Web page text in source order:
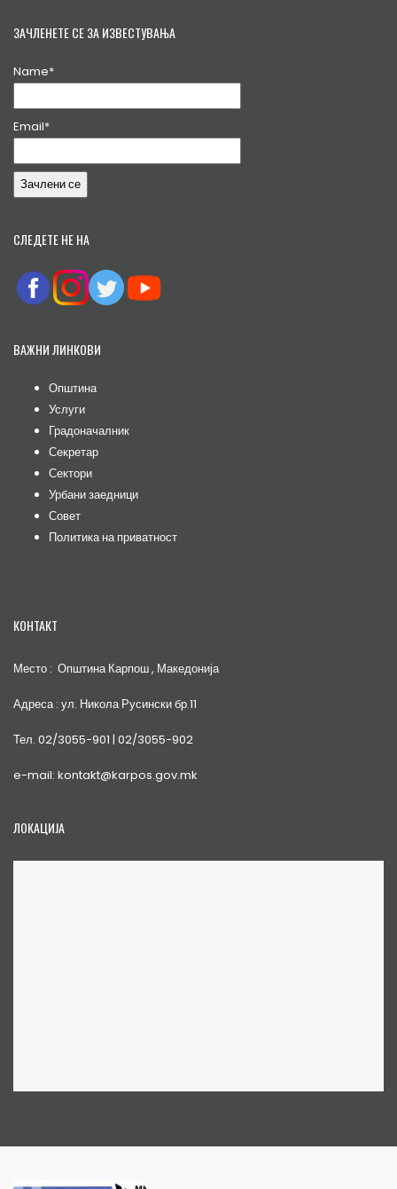
ЗАЧЛЕНЕТЕ СЕ ЗА ИЗВЕСТУВАЊА
Name*
Email*
СЛЕДЕТЕ НЕ НА
ВАЖНИ ЛИНКОВИ
Општина
Услуги
Градоначалник
Секретар
Сектори
Урбани заедници
Совет
Политика на приватност
КОНТАКТ
Место : Општина Карпош , Македонија
Адреса : ул. Никола Русински бр.11
Тел. 02/3055-901 | 02/3055-902
e-mail: kontakt@karpos.gov.mk
ЛОКАЦИЈА